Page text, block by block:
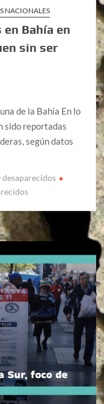
NACIONALES
en Bahía en
sin ser
de la Bahía En lo
sido reportadas
según datos
desaparecidos